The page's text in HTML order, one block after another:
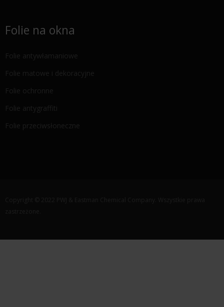
Folie na okna
Folie antywłamaniowe
Folie matowe i dekoracyjne
Folie ochronne
Folie antygraffiti
Folie przeciwsłoneczne